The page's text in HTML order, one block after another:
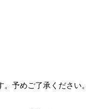
予めご了承ください。